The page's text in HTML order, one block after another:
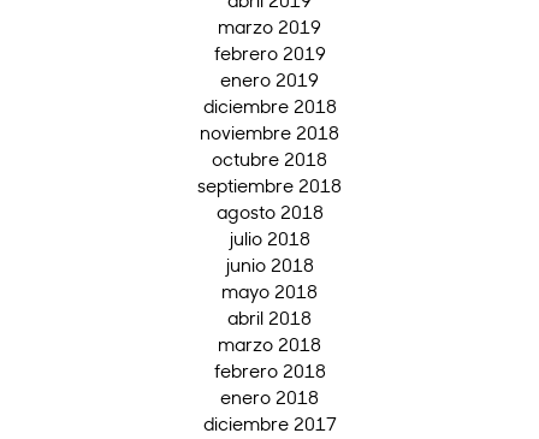
marzo 2019
febrero 2019
enero 2019
diciembre 2018
noviembre 2018
octubre 2018
septiembre 2018
agosto 2018
julio 2018
junio 2018
mayo 2018
abril 2018
marzo 2018
febrero 2018
enero 2018
diciembre 2017